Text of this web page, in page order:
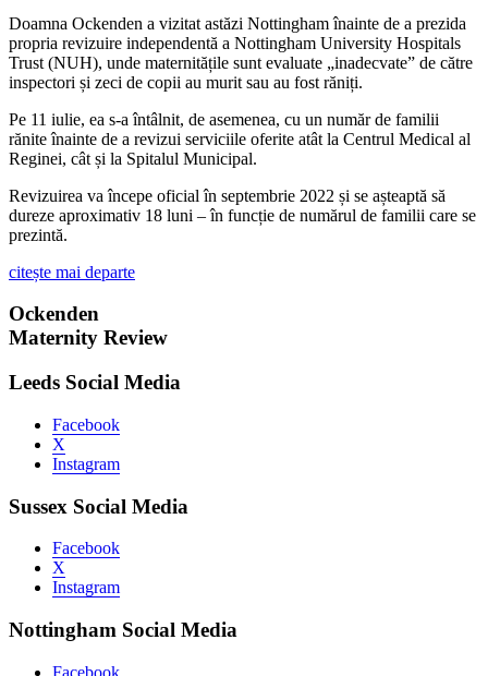
Doamna Ockenden a vizitat astăzi Nottingham înainte de a prezida
propria revizuire independentă a Nottingham University Hospitals
Trust (NUH), unde maternitățile sunt evaluate „inadecvate” de către
inspectori și zeci de copii au murit sau au fost răniți.
Pe 11 iulie, ea s-a întâlnit, de asemenea, cu un număr de familii
rănite înainte de a revizui serviciile oferite atât la Centrul Medical al
Reginei, cât și la Spitalul Municipal.
Revizuirea va începe oficial în septembrie 2022 și se așteaptă să
dureze aproximativ 18 luni – în funcție de numărul de familii care se
prezintă.
citește mai departe
Ockenden
Maternity Review
Leeds Social Media
Facebook
X
Instagram
Sussex Social Media
Facebook
X
Instagram
Nottingham Social Media
Facebook